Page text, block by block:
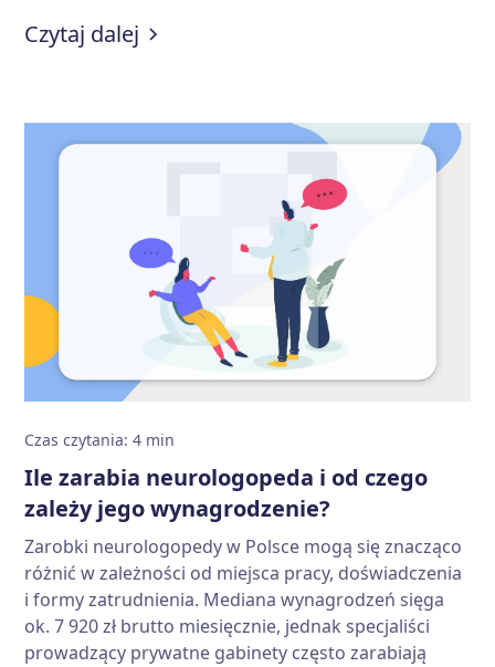
11,5 tys. zł brutto miesięcznie. Sprawdź, od czego to
Czytaj dalej :Ile zarabia logopeda w szpitalu
Czas czytania:4 min
Ile zarabia neurologopeda i od czego
zależy jego wynagrodzenie?
Zarobki neurologopedy w Polsce mogą się znacząco
różnić w zależności od miejsca pracy, doświadczenia
i formy zatrudnienia. Mediana wynagrodzeń sięga
ok. 7 920 zł brutto miesięcznie, jednak specjaliści
prowadzący prywatne gabinety często zarabiają